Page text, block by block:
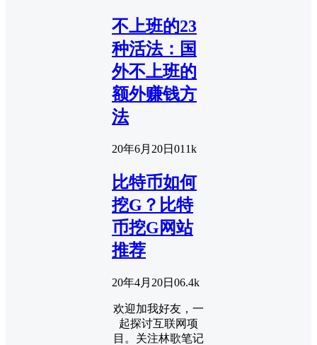
不上班的23
种活法：国
外不上班的
额外赚钱方
法
20年6月20日 011k
比特币如何
挖G？比特
币挖G网站
推荐
20年4月20日 06.4k
欢迎加我好友，一
起探讨互联网项
目。关注林歌笔记